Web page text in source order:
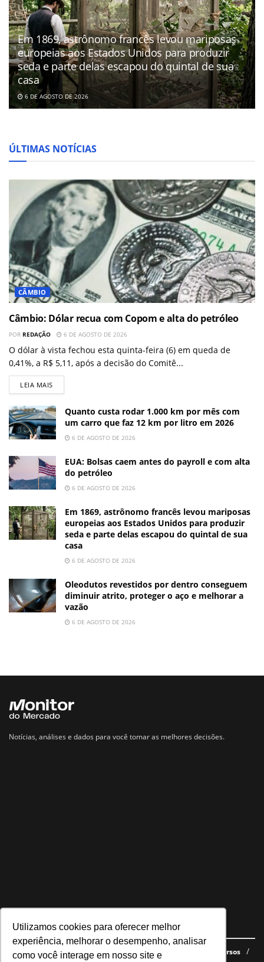
Utilizamos cookies para oferecer melhor
experiência, melhorar o desempenho, analisar
como você interage em nosso site e
Em 1869, astrônomo francês levou mariposas
europeias aos Estados Unidos para produzir
seda e parte delas escapou do quintal de sua
casa
6 DE AGOSTO DE 2026
ÚLTIMAS NOTÍCIAS
CÂMBIO
Câmbio: Dólar recua com Copom e alta do petróleo
POR REDAÇÃO 6 DE AGOSTO DE 2026
O dólar à vista fechou esta quinta-feira (6) em queda de
0,41%, a R$ 5,11, após a decisão do Comitê...
LEIA MAIS
Quanto custa rodar 1.000 km por mês com
um carro que faz 12 km por litro em 2026
6 DE AGOSTO DE 2026
EUA: Bolsas caem antes do payroll e com alta
do petróleo
6 DE AGOSTO DE 2026
Em 1869, astrônomo francês levou mariposas
europeias aos Estados Unidos para produzir
seda e parte delas escapou do quintal de sua
casa
6 DE AGOSTO DE 2026
Oleodutos revestidos por dentro conseguem
diminuir atrito, proteger o aço e melhorar a
vazão
6 DE AGOSTO DE 2026
Notícias, análises e dados para você tomar as melhores decisões.
Navegue no site
Últimas notícias Quem somos E-books gratuitos
Cursos